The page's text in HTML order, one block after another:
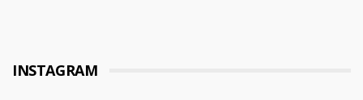
INSTAGRAM